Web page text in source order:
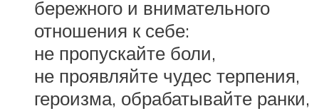
бережного и внимательного
отношения к себе:
не пропускайте боли,
не проявляйте чудес терпения,
героизма, обрабатывайте ранки,